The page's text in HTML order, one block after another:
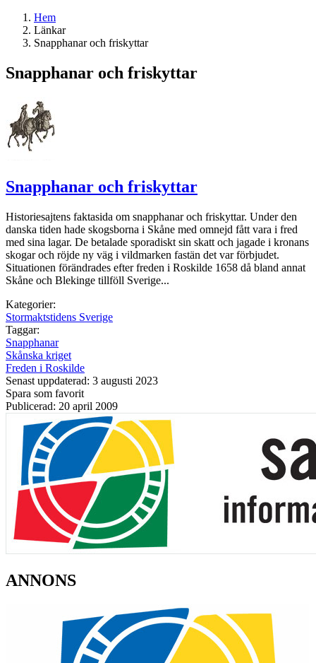
Hem
Länkar
Snapphanar och friskyttar
Snapphanar och friskyttar
Snapphanar och friskyttar
Historiesajtens faktasida om snapphanar och friskyttar. Under den
danska tiden hade skogsborna i Skåne med omnejd fått vara i fred
med sina lagar. De betalade sporadiskt sin skatt och jagade i kronans
skogar och röjde ny väg i vildmarken fastän det var förbjudet.
Situationen förändrades efter freden i Roskilde 1658 då bland annat
Skåne och Blekinge tillföll Sverige...
Kategorier:
Stormaktstidens Sverige
Taggar:
Snapphanar
Skånska kriget
Freden i Roskilde
Senast uppdaterad: 3 augusti 2023
Spara som favorit
Publicerad: 20 april 2009
ANNONS